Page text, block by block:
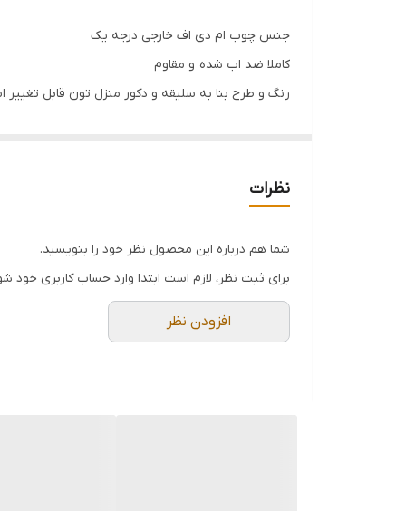
جنس چوب ام دی اف خارجی درجه یک
کاملا ضد اب شده و مقاوم
رنگ و طرح بنا به سلیقه و دکور منزل تون قابل
نظرات
شما هم درباره این محصول نظر خود را بنویسید.
برای ثبت نظر، لازم است ابتدا وارد حساب کاربری خود
افزودن نظر